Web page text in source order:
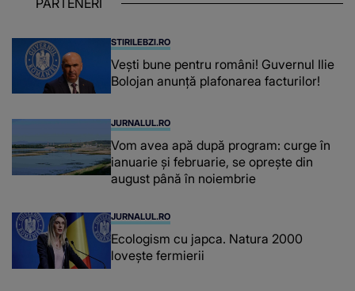
STIRILEBZI.RO
Vești bune pentru români! Guvernul Ilie
Bolojan anunță plafonarea facturilor!
JURNALUL.RO
Vom avea apă după program: curge în
ianuarie și februarie, se oprește din
august până în noiembrie
JURNALUL.RO
Ecologism cu japca. Natura 2000
lovește fermierii